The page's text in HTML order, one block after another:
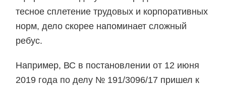
тесное сплетение трудовых и корпоративных
норм, дело скорее напоминает сложный
ребус.
Например, ВС в постановлении от 12 июня
2019 года по делу № 191/3096/17 пришел к